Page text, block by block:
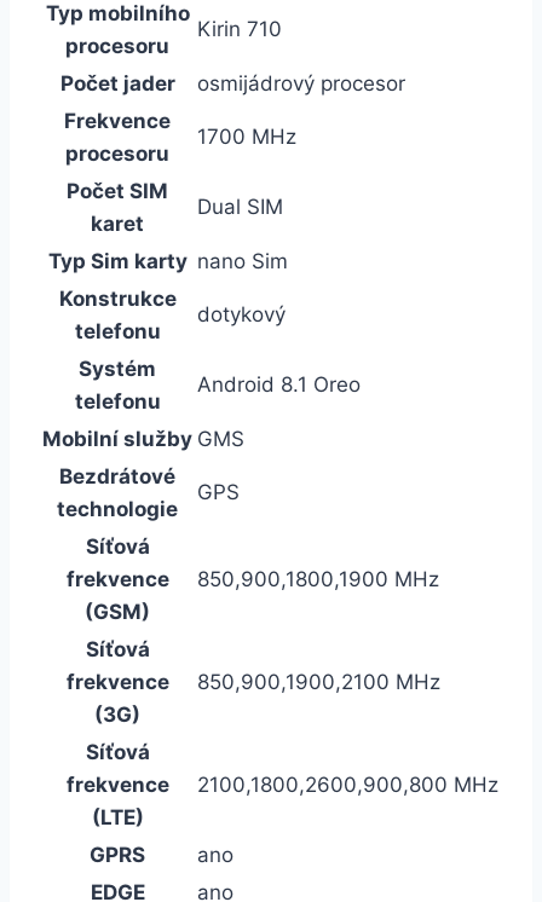
Typ mobilního
procesoru
Kirin 710
Počet jader
osmijádrový procesor
Frekvence
procesoru
1700 MHz
Počet SIM
karet
Dual SIM
Typ Sim karty nano Sim
Konstrukce
telefonu
dotykový
Systém
telefonu
Android 8.1 Oreo
Mobilní služby GMS
Bezdrátové
technologie
GPS
Síťová
frekvence
(GSM)
850,900,1800,1900 MHz
Síťová
frekvence
(3G)
850,900,1900,2100 MHz
Síťová
frekvence
(LTE)
2100,1800,2600,900,800 MHz
GPRS
ano
EDGE
ano